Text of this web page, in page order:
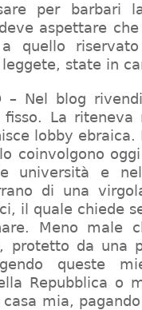
per barbari
aspettare
quello
state in
– Nel blog
fisso. La
lobby ebraica.
coinvolgono
università e
di una
il quale chiede
Meno male
protetto da una
queste
Repubblica o
mia,